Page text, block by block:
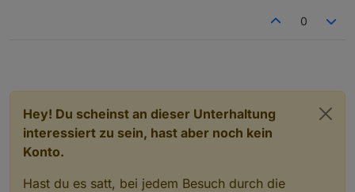
0
Hey! Du scheinst an dieser Unterhaltung
interessiert zu sein, hast aber noch kein
Konto.
Hast du es satt, bei jedem Besuch durch die